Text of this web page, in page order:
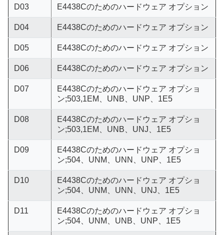
D03 E4438Cのためのハードウェア オプション
D04 E4438Cのためのハードウェア オプション
D05 E4438Cのためのハードウェア オプション
D06 E4438Cのためのハードウェア オプション
D07
E4438Cのためのハードウェア オプショ
ン;503,1EM、UNB、UNP、1E5
D08
E4438Cのためのハードウェア オプショ
ン;503,1EM、UNB、UNJ、1E5
D09
E4438Cのためのハードウェア オプショ
ン;504、UNM、UNN、UNP、1E5
D10
E4438Cのためのハードウェア オプショ
ン;504、UNM、UNN、UNJ、1E5
D11
E4438Cのためのハードウェア オプショ
ン;504、UNM、UNB、UNP、1E5